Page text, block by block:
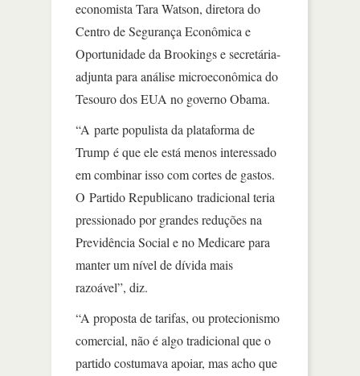
economista Tara Watson, diretora do
Centro de Segurança Econômica e
Oportunidade da Brookings e secretária-
adjunta para análise microeconômica do
Tesouro dos EUA no governo Obama.
“A parte populista da plataforma de
Trump é que ele está menos interessado
em combinar isso com cortes de gastos.
O Partido Republicano tradicional teria
pressionado por grandes reduções na
Previdência Social e no Medicare para
manter um nível de dívida mais
razoável”, diz.
“A proposta de tarifas, ou protecionismo
comercial, não é algo tradicional que o
partido costumava apoiar, mas acho que